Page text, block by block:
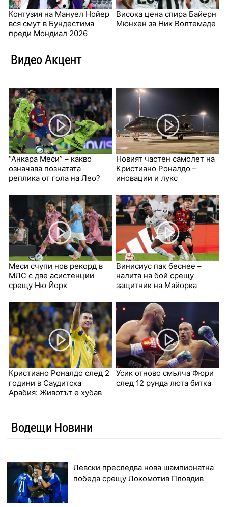
Контузия на Мануел Нойер
вся смут в Бундестима
преди Мондиал 2026
Висока цена спира Байерн
Мюнхен за Ник Волтемаде
Видео Акцент
“Анкара Меси” – какво
означава познатата
реплика от гола на Лео?
Новият частен самолет на
Кристиано Роналдо –
иновации и лукс
Меси счупи нов рекорд в
МЛС с две асистенции
срещу Ню Йорк
Винисиус пак беснее –
налита на бой срещу
защитник на Майорка
Кристиано Роналдо след 2
години в Саудитска
Арабия: Животът е хубав
Усик отново смълча Фюри
след 12 рунда люта битка
Водещи Новини
Левски преследва нова шампионатна
победа срещу Локомотив Пловдив